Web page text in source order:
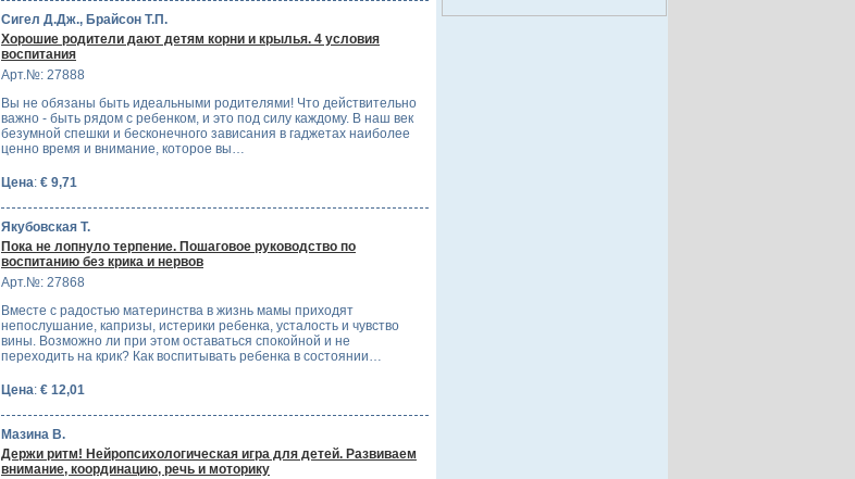
Сигел Д.Дж., Брайсон Т.П.
Хорошие родители дают детям корни и крылья. 4 условия
воспитания
Арт.№: 27888
Вы не обязаны быть идеальными родителями! Что действительно
важно - быть рядом с ребенком, и это под силу каждому. В наш век
безумной спешки и бесконечного зависания в гаджетах наиболее
ценно время и внимание, которое вы…
Цена: € 9,71
Якубовская Т.
Пока не лопнуло терпение. Пошаговое руководство по
воспитанию без крика и нервов
Арт.№: 27868
Вместе с радостью материнства в жизнь мамы приходят
непослушание, капризы, истерики ребенка, усталость и чувство
вины. Возможно ли при этом оставаться спокойной и не
переходить на крик? Как воспитывать ребенка в состоянии…
Цена: € 12,01
Мазина В.
Держи ритм! Нейропсихологическая игра для детей. Развиваем
внимание, координацию, речь и моторику